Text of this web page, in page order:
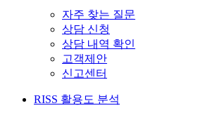
자주 찾는 질문
상담 신청
상담 내역 확인
고객제안
신고센터
RISS 활용도 분석